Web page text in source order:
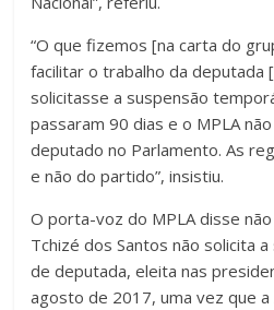
“O que fizemos [na carta do
facilitar o trabalho da deputada
solicitasse a suspensão
passaram 90 dias e o MPLA
deputado no Parlamento. As
e não do partido”, insistiu.
O porta-voz do MPLA disse
Tchizé dos Santos não solicita
de deputada, eleita nas
agosto de 2017, uma vez que a